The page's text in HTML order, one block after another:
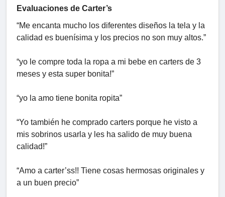
Evaluaciones de Carter’s
“Me encanta mucho los diferentes diseños la tela y la
calidad es buenísima y los precios no son muy altos.”
“yo le compre toda la ropa a mi bebe en carters de 3
meses y esta super bonita!”
“yo la amo tiene bonita ropita”
“Yo también he comprado carters porque he visto a
mis sobrinos usarla y les ha salido de muy buena
calidad!”
“Amo a carter’ss!! Tiene cosas hermosas originales y
a un buen precio”